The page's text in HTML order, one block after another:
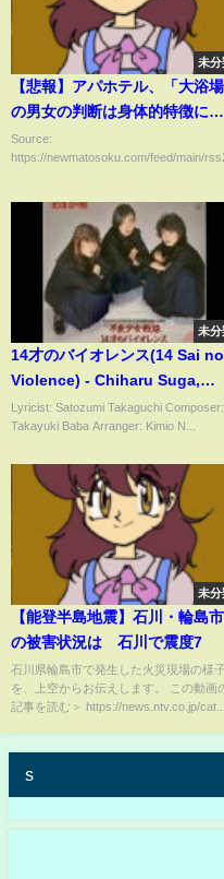
未分
【悲報】アパホテル、「大浴場
の男女の判断は身体的特徴に合
わせた性別でご利用願う」と書
き炎上
Source:
https://newmatosoku.com/feed/main/
未分
14才のバイオレンス(14 Sai no
Violence) - Chiharu Suga,
Atsuko Igarashi, Jun Hiroe
/Hana no Asuka gumi 1987.
Lyricist: Satozumi Takaguchi Composer:
Takayuki Baba Arranger: Kimio N...
未分
【能登半島地震】石川・輪島市
の被害状況は 石川で震度7
石川県輪島市で発生した火災現場の様子
を、上空からお伝えします。 この動画
記事を読む＞ https://news.ntv.co.jp/cat...
s